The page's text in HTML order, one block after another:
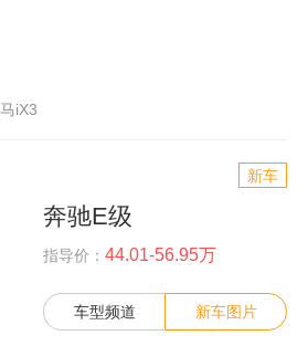
iX3
新车
奔驰E级
指导价： 44.01-56.95万
车型频道 新车图片